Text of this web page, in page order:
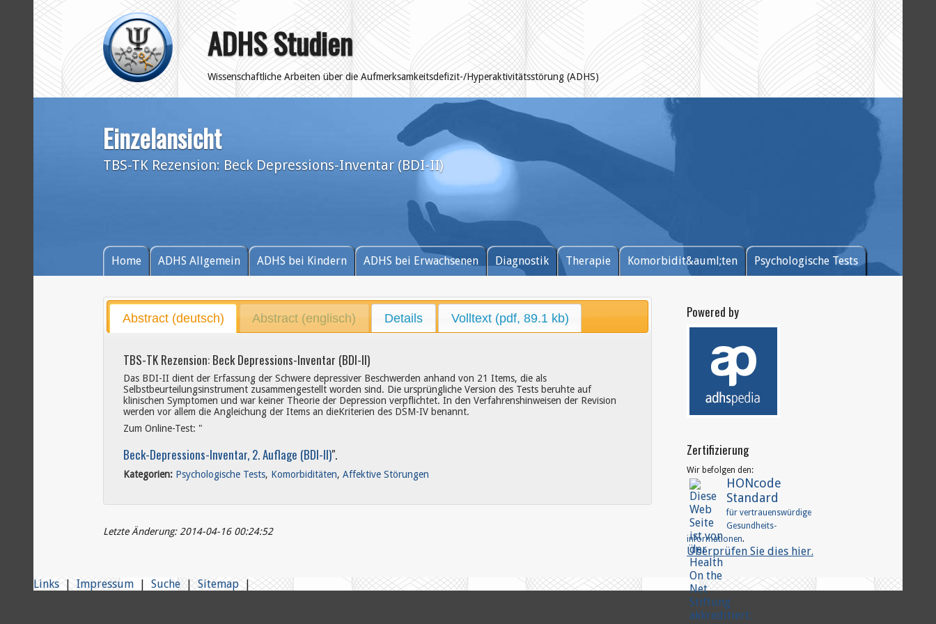
ADHS Studien
Wissenschaftliche Arbeiten über die Aufmerksamkeitsdefizit-/Hyperaktivitätsstörung (ADHS)
Einzelansicht
TBS-TK Rezension: Beck Depressions-Inventar (BDI-II)
Home ADHS Allgemein ADHS bei Kindern ADHS bei Erwachsenen Diagnostik Therapie Komorbidit&auml;ten Psychologische Tests
Abstract (deutsch) Abstract (englisch) Details Volltext (pdf, 89.1 kb)
TBS-TK Rezension: Beck Depressions-Inventar (BDI-II)
Das BDI-II dient der Erfassung der Schwere depressiver Beschwerden anhand von 21 Items, die als
Selbstbeurteilungsinstrument zusammengestellt worden sind. Die ursprüngliche Version des Tests beruhte auf
klinischen Symptomen und war keiner Theorie der Depression verpflichtet. In den Verfahrenshinweisen der Revision
werden vor allem die Angleichung der Items an dieKriterien des DSM-IV benannt.
Zum Online-Test: "
Beck-Depressions-Inventar, 2. Auflage (BDI-II)".
Kategorien: Psychologische Tests, Komorbiditäten,Affektive Störungen
Letzte Änderung: 2014-04-16 00:24:52
Powered by
Zertifizierung
Wir befolgen den:
HONcode
Standard
für vertrauenswürdige
Gesundheits-
informationen.
Überprüfen Sie dies hier.
Links |Impressum Suche| Sitemap|